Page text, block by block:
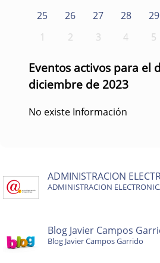
25
26 27 28 29
1
2 3 4 5
Eventos activos para el
diciembre de 2023
No existe Información
ADMINISTRACION
ADMINISTRACION
Blog Javier Campos
Blog Javier Campos Garrido